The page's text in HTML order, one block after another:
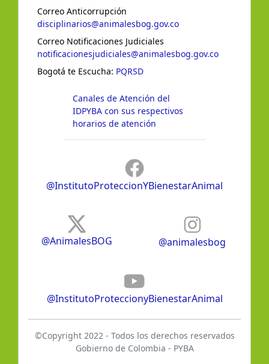
Correo Anticorrupción
disciplinarios@animalesbog.gov.co
Correo Notificaciones Judiciales
notificacionesjudiciales@animalesbog.gov.co
Bogotá te Escucha: PQRSD
Canales de Atención del
IDPYBA con sus respectivos
horarios de atención
@InstitutoProteccionYBienestarAnimal
@AnimalesBOG @animalesbog
@InstitutoProteccionyBienestarAnimal
©Copyright 2022 - Todos los derechos reservados
Gobierno de Colombia - PYBA